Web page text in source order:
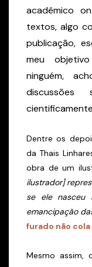
acadêmico
textos, algo
publicação,
meu
ninguém,
Dentre os
da Thais
obra de um
ilustrador]
se ele nasceu
emancipação
furado não
Mesmo assim,